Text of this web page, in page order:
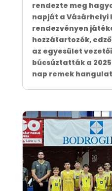
rendezte meg
napját a Vásárhelyi
rendezvényen
hozzátartozók,
az egyesület
búcsúztatták a
nap remek